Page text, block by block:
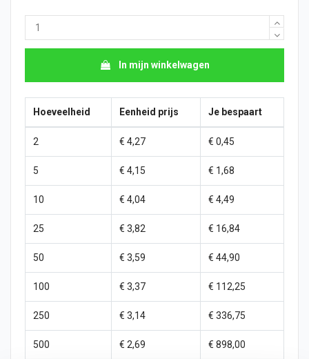
In mijn winkelwagen
Hoeveelheid Eenheid prijs Je bespaart
2 € 4,27 € 0,45
5 € 4,15 € 1,68
10 € 4,04 € 4,49
25 € 3,82 € 16,84
50 € 3,59 € 44,90
100 € 3,37 € 112,25
250 € 3,14 € 336,75
500 € 2,69 € 898,00